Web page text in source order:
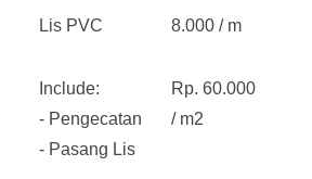
Lis PVC 8.000 / m
Include:
- Pengecatan
- Pasang Lis
Rp. 60.000
/ m2